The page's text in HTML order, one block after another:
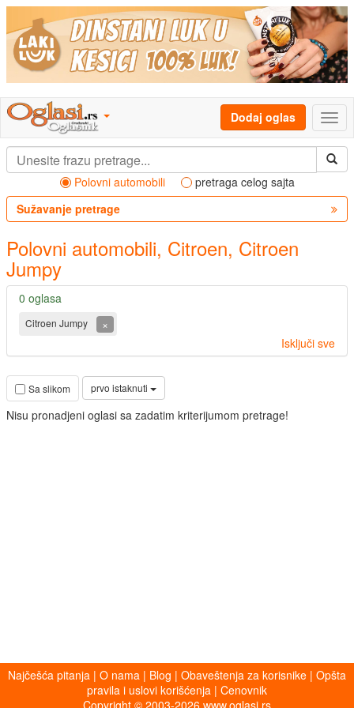
Dodaj oglas
Polovni automobili
pretraga celog sajta
Sužavanje pretrage
Polovni automobili, Citroen, Citroen
Jumpy
0 oglasa
Citroen Jumpy
×
Isključi sve
Sa slikom prvo istaknuti
Nisu pronadjeni oglasi sa zadatim kriterijumom pretrage!
Najčešća pitanja | O nama | Blog | Obaveštenja za korisnike | Opšta
pravila i uslovi korišćenja | Cenovnik
Copyright © 2003-2026 www.oglasi.rs